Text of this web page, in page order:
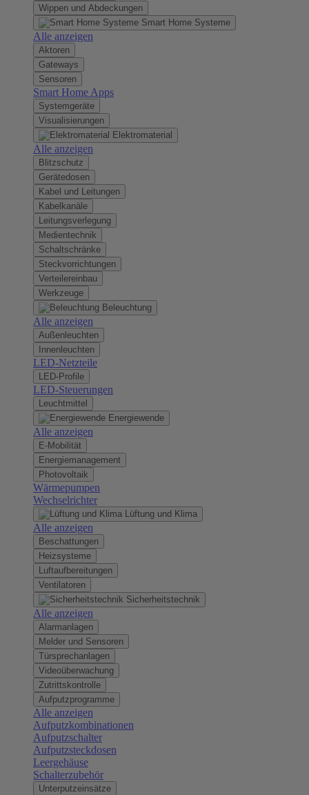
Wippen und Abdeckungen
Smart Home Systeme
Alle anzeigen
Aktoren
Gateways
Sensoren
Smart Home Apps
Systemgeräte
Visualisierungen
Elektromaterial
Alle anzeigen
Blitzschutz
Gerätedosen
Kabel und Leitungen
Kabelkanäle
Leitungsverlegung
Medientechnik
Schaltschränke
Steckvorrichtungen
Verteilereinbau
Werkzeuge
Beleuchtung
Alle anzeigen
Außenleuchten
Innenleuchten
LED-Netzteile
LED-Profile
LED-Steuerungen
Leuchtmittel
Energiewende
Alle anzeigen
E-Mobilität
Energiemanagement
Photovoltaik
Wärmepumpen
Wechselrichter
Lüftung und Klima
Alle anzeigen
Beschattungen
Heizsysteme
Luftaufbereitungen
Ventilatoren
Sicherheitstechnik
Alle anzeigen
Alarmanlagen
Melder und Sensoren
Türsprechanlagen
Videoüberwachung
Zutrittskontrolle
Aufputzprogramme
Alle anzeigen
Aufputzkombinationen
Aufputzschalter
Aufputzsteckdosen
Leergehäuse
Schalterzubehör
Unterputzeinsätze